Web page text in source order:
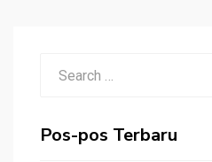
Pos-pos Terbaru